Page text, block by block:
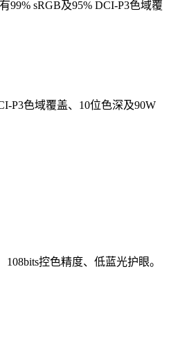
99% sRGB及95% DCI-P3色域覆
P3色域覆盖、10位色深及90W
控色精度、低蓝光护眼。